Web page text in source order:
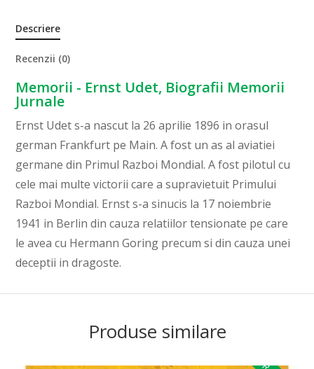
Descriere
Recenzii (0)
Memorii - Ernst Udet, Biografii Memorii
Jurnale
Ernst Udet s-a nascut la 26 aprilie 1896 in orasul
german Frankfurt pe Main. A fost un as al aviatiei
germane din Primul Razboi Mondial. A fost pilotul cu
cele mai multe victorii care a supravietuit Primului
Razboi Mondial. Ernst s-a sinucis la 17 noiembrie
1941 in Berlin din cauza relatiilor tensionate pe care
le avea cu Hermann Goring precum si din cauza unei
deceptii in dragoste.
Produse similare